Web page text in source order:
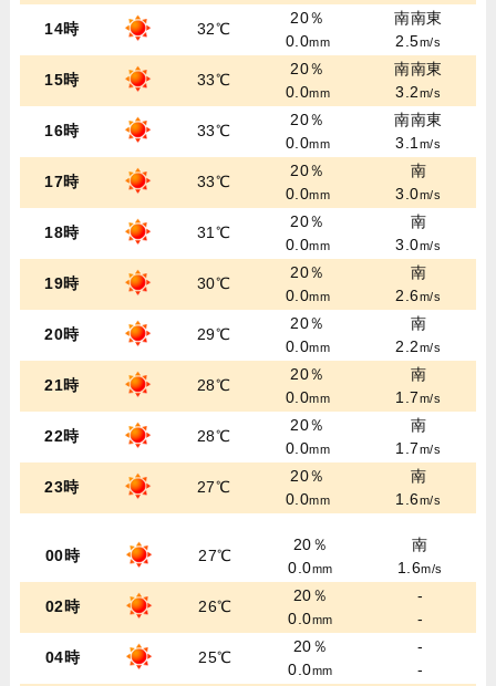
14時 32℃
20％
0.0mm
南南東
2.5m/s
15時 33℃
20％
0.0mm
南南東
3.2m/s
16時 33℃
20％
0.0mm
南南東
3.1m/s
17時 33℃
20％
0.0mm
南
3.0m/s
18時 31℃
20％
0.0mm
南
3.0m/s
19時 30℃
20％
0.0mm
南
2.6m/s
20時 29℃
20％
0.0mm
南
2.2m/s
21時 28℃
20％
0.0mm
南
1.7m/s
22時 28℃
20％
0.0mm
南
1.7m/s
23時 27℃
20％
0.0mm
南
1.6m/s
00時 27℃
20％
0.0mm
南
1.6m/s
02時 26℃
20％
0.0mm
-
-
04時 25℃
20％
0.0mm
-
-